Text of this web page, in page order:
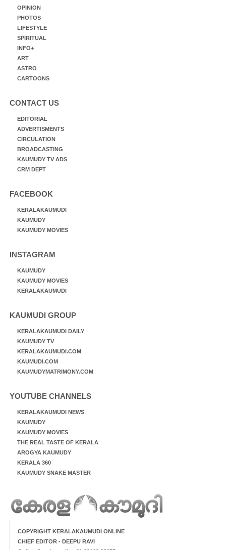
OPINION
PHOTOS
LIFESTYLE
SPIRITUAL
INFO+
ART
ASTRO
CARTOONS
CONTACT US
EDITORIAL
ADVERTISMENTS
CIRCULATION
BROADCASTING
KAUMUDY TV ADS
CRM DEPT
FACEBOOK
KERALAKAUMUDI
KAUMUDY
KAUMUDY MOVIES
INSTAGRAM
KAUMUDY
KAUMUDY MOVIES
KERALAKAUMUDI
KAUMUDI GROUP
KERALAKAUMUDI DAILY
KAUMUDY TV
KERALAKAUMUDI.COM
KAUMUDI.COM
KAUMUDYMATRIMONY.COM
YOUTUBE CHANNELS
KERALAKAUMUDI NEWS
KAUMUDY
KAUMUDY MOVIES
THE REAL TASTE OF KERALA
AROGYA KAUMUDY
KERALA 360
KAUMUDY SNAKE MASTER
COPYRIGHT KERALAKAUMUDI ONLINE
CHIEF EDITOR - DEEPU RAVI